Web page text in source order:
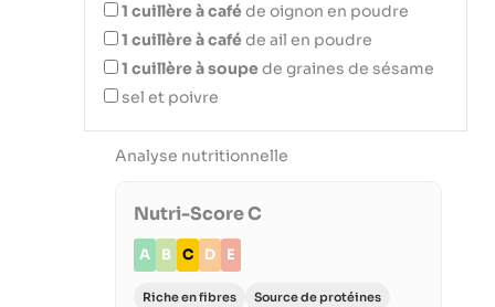
1 cuillère à caféde oignon en poudre
1 cuillère à caféde ail en poudre
1 cuillère à soupede graines de sésame
sel et poivre
Analyse nutritionnelle
Nutri-Score C
A B C D E
Riche en fibres
Source de protéines